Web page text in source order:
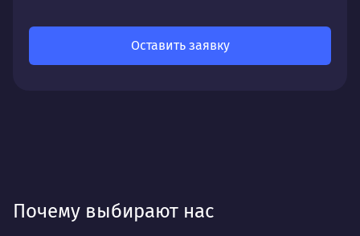
Оставить заявку
Почему выбирают нас